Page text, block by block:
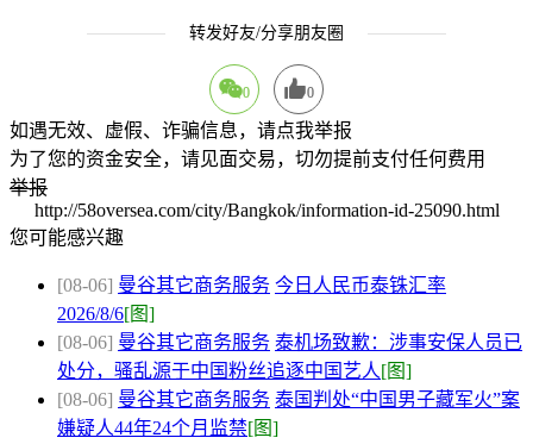
转发好友/分享朋友圈
0 0
如遇无效、虚假、诈骗信息，请点我举报
为了您的资金安全，请见面交易，切勿提前支付任何费用
举报
http://58oversea.com/city/Bangkok/information-id-25090.html
您可能感兴趣
[08-06] 曼谷其它商务服务 今日人民币泰铢汇率
2026/8/6[图]
[08-06] 曼谷其它商务服务 泰机场致歉：涉事安保人员已
处分，骚乱源于中国粉丝追逐中国艺人[图]
[08-06] 曼谷其它商务服务 泰国判处“中国男子藏军火”案
嫌疑人44年24个月监禁[图]